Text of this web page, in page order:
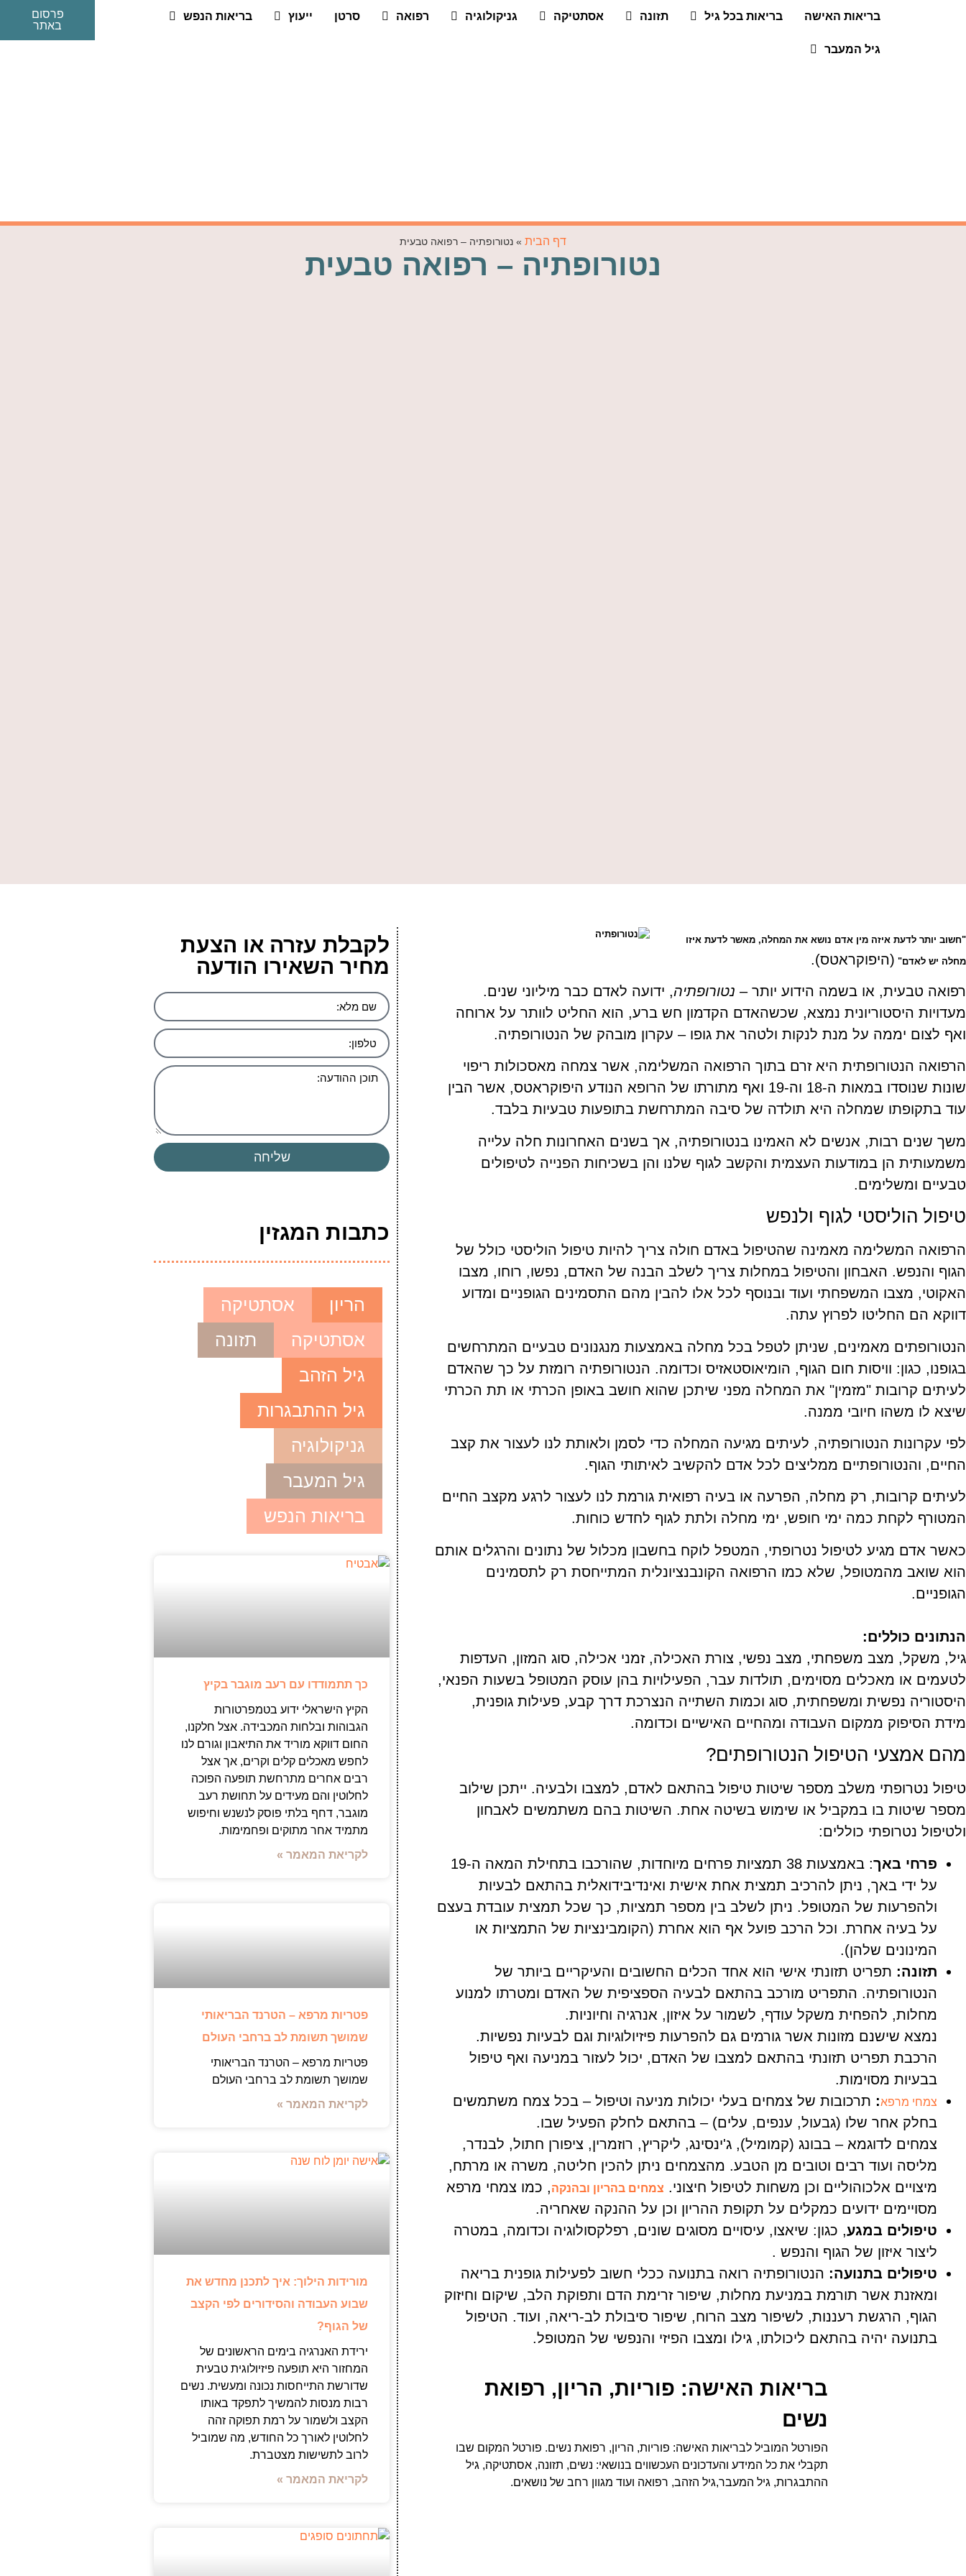
בריאות האישה בריאות בכל גיל תזונה אסתטיקה גניקולוגיה רפואה סרטן ייעוץ בריאות הנפש
גיל המעבר
פרסום
באתר
דף הבית » נטורופתיה – רפואה טבעית
נטורופתיה – רפואה טבעית
"חשוב יותר לדעת איזה מין אדם נושא את המחלה, מאשר לדעת איזו
מחלה יש לאדם" (היפוקראטס).
רפואה טבעית, או בשמה הידוע יותר – נטורופתיה, ידועה לאדם כבר מיליוני שנים.
מעדויות היסטוריונית נמצא, שכשהאדם הקדמון חש ברע, הוא החליט לוותר על ארוחה
ואף לצום יממה על מנת לנקות ולטהר את גופו – עקרון מובהק של הנטורופתיה.
הרפואה הנטורופתית היא זרם בתוך הרפואה המשלימה, אשר צמחה מאסכולות ריפוי
שונות שנוסדו במאות ה-18 וה-19 ואף מתורתו של הרופא הנודע היפוקראטס, אשר הבין
עוד בתקופתו שמחלה היא תולדה של סיבה המתרחשת בתופעות טבעיות בלבד.
משך שנים רבות, אנשים לא האמינו בנטורופתיה, אך בשנים האחרונות חלה עלייה
משמעותית הן במודעות העצמית והקשב לגוף שלנו והן בשכיחות הפנייה לטיפולים
טבעיים ומשלימים.
טיפול הוליסטי לגוף ולנפש
הרפואה המשלימה מאמינה שהטיפול באדם חולה צריך להיות טיפול הוליסטי כולל של
הגוף והנפש. האבחון והטיפול במחלות צריך לשלב הבנה של האדם, נפשו, רוחו, מצבו
האקוטי, מצבו המשפחתי ועוד ובנוסף לכל אלו להבין מהם התסמינים הגופניים ומדוע
דווקא הם החליטו לפרוץ עתה.
הנטורופתים מאמינים, שניתן לטפל בכל מחלה באמצעות מנגנונים טבעיים המתרחשים
בגופנו, כגון: וויסות חום הגוף, הומיאוסטאזיס וכדומה. הנטורופתיה רומזת על כך שהאדם
לעיתים קרובות "מזמין" את המחלה מפני שיתכן שהוא חושב באופן הכרתי או תת הכרתי
שיצא לו משהו חיובי ממנה.
לפי עקרונות הנטורופתיה, לעיתים מגיעה המחלה כדי לסמן ולאותת לנו לעצור את קצב
החיים, והנטורופתיים ממליצים לכל אדם להקשיב לאיתותי הגוף.
לעיתים קרובות, רק מחלה, הפרעה או בעיה רפואית גורמת לנו לעצור לרגע מקצב החיים
המטורף לקחת כמה ימי חופש, ימי מחלה ולתת לגוף לחדש כוחות.
כאשר אדם מגיע לטיפול נטרופתי, המטפל לוקח בחשבון מכלול של נתונים והרגלים אותם
הוא שואב מהמטופל, שלא כמו הרפואה הקונבנציונלית המתייחסת רק לתסמינים
הגופניים.
הנתונים כוללים:
גיל, משקל, מצב משפחתי, ‏מצב נפשי, צורת האכילה, זמני אכילה, סוג ‏המזון, העדפות
לטעמים או מאכלים מסוימים, תולדות עבר, הפעילויות בהן עוסק המטופל בשעות הפנאי,
היסטוריה נפשית ומשפחתית, סוג וכמות השתייה הנצרכת דרך קבע, פעילות גופנית, ‏
מידת הסיפוק ממקום העבודה ומהחיים האישיים וכדומה.
מהם אמצעי הטיפול הנטורופתים?
טיפול נטרופתי משלב מספר שיטות טיפול בהתאם לאדם, למצבו ולבעיה. ייתכן שילוב
מספר שיטות בו במקביל או שימוש בשיטה אחת. השיטות בהם משתמשים לאבחון
ולטיפול נטרופתי כוללים:
פרחי באך
: באמצעות 38 תמציות פרחים מיוחדות, שהורכבו בתחילת המאה ה-19
על ידי באך, ניתן להרכיב תמצית אחת אישית ואינדיבידואלית בהתאם לבעיות
ולהפרעות של המטופל. ניתן לשלב בין מספר תמציות, כך שכל תמצית עובדת בעצם
על בעיה אחרת. וכל הרכב פועל אף הוא אחרת (הקומבינציות של התמציות או
המינונים שלהן).
תזונה: תפריט תזונתי אישי הוא אחד הכלים החשובים והעיקריים ביותר של
הנטורופתיה. התפריט מורכב בהתאם לבעיה הספציפית של האדם ומטרתו למנוע
מחלות, להפחית משקל עודף, לשמור על איזון, אנרגיה וחיוניות.
נמצא שישנם מזונות אשר גורמים גם להפרעות פיזיולוגיות וגם לבעיות נפשיות.
הרכבת תפריט תזונתי בהתאם למצבו של האדם, יכול לעזור במניעה ואף טיפול
בבעיות מסוימות.
צמחי מרפא: תרכובות של צמחים בעלי יכולות מניעה וטיפול – בכל צמח משתמשים
בחלק אחר שלו (גבעול, ענפים, עלים) – בהתאם לחלק הפעיל שבו.
צמחים לדוגמא – בבונג (קמומיל), ג'ינסינג, ליקריץ, רוזמרין, ציפורן חתול, לבנדר,
מליסה ועוד רבים וטובים מן הטבע. מהצמחים ניתן להכין חליטה, משרה או מרתח,
מיצויים אלכוהוליים וכן משחות לטיפול חיצוני. צמחים בהריון ובהנקה, כמו צמחי מרפא
מסויימים ידועים כמקלים על תקופת ההריון וכן על ההנקה שאחריה.
טיפולים במגע, כגון: שיאצו, עיסויים מסוגים שונים, רפלקסולוגיה וכדומה, במטרה
ליצור איזון של הגוף והנפש .
טיפולים בתנועה: הנטורופתיה רואה בתנועה ככלי חשוב לפעילות גופנית בריאה
ומאזנת אשר תורמת במניעת מחלות, שיפור זרימת הדם ותפוקת הלב, שיקום וחיזוק
הגוף, הרגשת רעננות, לשיפור מצב הרוח, שיפור סיבולת לב-ריאה, ועוד. הטיפול
בתנועה יהיה בהתאם ליכולתו, גילו ומצבו הפיזי והנפשי של המטופל.
בריאות האישה: פוריות, הריון, רפואת
נשים
הפורטל המוביל לבריאות האישה: פוריות, הריון, רפואת נשים. פורטל המקום שבו
תקבלי את כל המידע והעדכונים העכשווים בנושאי: נשים, תזונה, אסתטיקה, גיל
ההתבגרות, גיל המעבר,גיל הזהב, רפואה ועוד מגוון רחב של נושאים.
לקבלת עזרה או הצעת
מחיר השאירו הודעה
שליחה
כתבות המגזין
הריון
אסתטיקה
אסתטיקה
תזונה
גיל הזהב
גיל ההתבגרות
גניקולוגיה
גיל המעבר
בריאות הנפש
כך תתמודדו עם רעב מוגבר בקיץ
הקיץ הישראלי ידוע בטמפרטורות
הגבוהות ובלחות המכבידה. אצל חלקנו,
החום דווקא מוריד את התיאבון וגורם לנו
לחפש מאכלים קלים וקרים, אך אצל
רבים אחרים מתרחשת תופעה הפוכה
לחלוטין והם מעידים על תחושת רעב
מוגבר, דחף בלתי פוסק לנשנש וחיפוש
מתמיד אחר מתוקים ופחמימות.
לקריאת המאמר »
פטריות מרפא – הטרנד הבריאותי
שמושך תשומת לב ברחבי העולם
פטריות מרפא – הטרנד הבריאותי
שמושך תשומת לב ברחבי העולם
לקריאת המאמר »
מורידות הילוך: איך לתכנן מחדש את
שבוע העבודה והסידורים לפי הקצב
של הגוף?
ירידת האנרגיה בימים הראשונים של
המחזור היא תופעה פיזיולוגית טבעית
שדורשת התייחסות נכונה ומעשית. נשים
רבות מנסות להמשיך לתפקד באותו
הקצב ולשמור על רמת תפוקה זהה
לחלוטין לאורך כל החודש, מה שמוביל
לרוב לתשישות מצטברת.
לקריאת המאמר »